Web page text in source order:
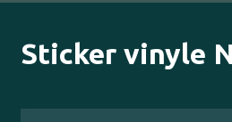
Sticker vinyle